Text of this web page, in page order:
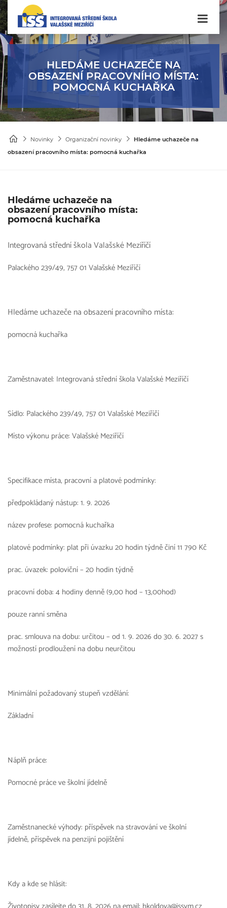
HLEDÁME UCHAZEČE NA
OBSAZENÍ PRACOVNÍHO MÍSTA:
POMOCNÁ KUCHAŘKA
Novinky Organizační novinky
Hledáme uchazeče na
obsazení pracovního místa: pomocná kuchařka
Hledáme uchazeče na
obsazení pracovního místa:
pomocná kuchařka
Integrovaná střední škola Valašské Meziříčí
Palackého 239/49, 757 01 Valašské Meziříčí
Hledáme uchazeče na obsazení pracovního místa:
pomocná kuchařka
Zaměstnavatel: Integrovaná střední škola Valašské Meziříčí
Sídlo: Palackého 239/49, 757 01 Valašské Meziříčí
Místo výkonu práce: Valašské Meziříčí
Specifikace místa, pracovní a platové podmínky:
předpokládaný nástup: 1. 9. 2026
název profese: pomocná kuchařka
platové podmínky: plat při úvazku 20 hodin týdně činí 11 790 Kč
prac. úvazek: poloviční – 20 hodin týdně
pracovní doba: 4 hodiny denně (9,00 hod – 13,00hod)
pouze ranní směna
prac. smlouva na dobu: určitou – od 1. 9. 2026 do 30. 6. 2027 s
možností prodloužení na dobu neurčitou
Minimální požadovaný stupeň vzdělání:
Základní
Náplň práce:
Pomocné práce ve školní jídelně
Zaměstnanecké výhody: příspěvek na stravování ve školní
jídelně, příspěvek na penzijní pojištění
Kdy a kde se hlásit: